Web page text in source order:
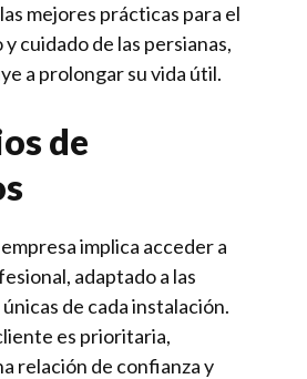
mejores prácticas para el
cuidado de las persianas,
a prolongar su vida útil.
de
implica acceder a
adaptado a las
de cada instalación.
es prioritaria,
relación de confianza y